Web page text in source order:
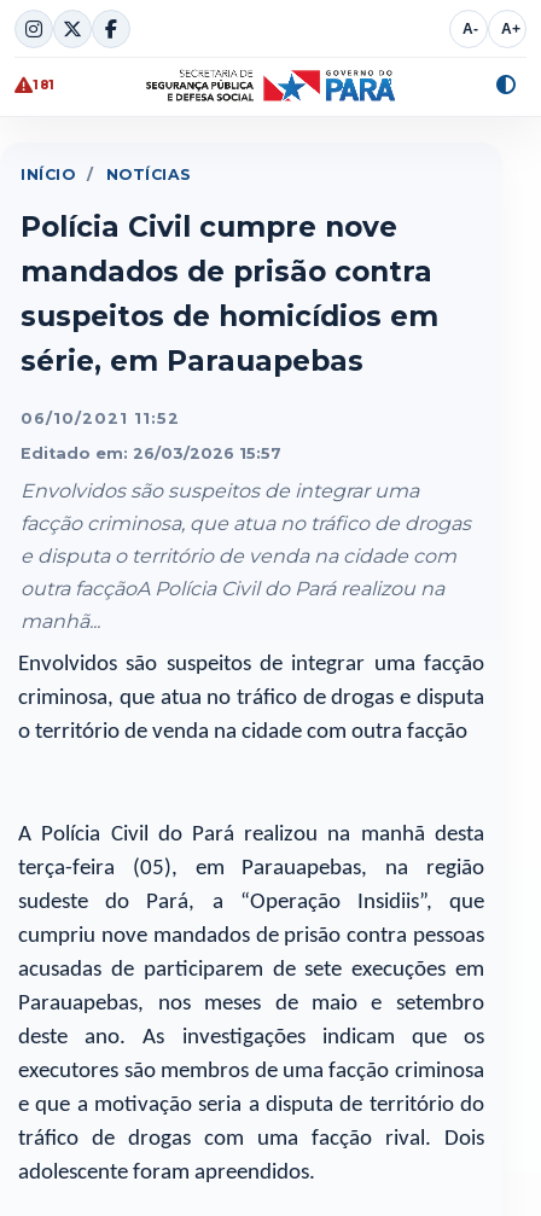
Skip
to
content
A- A+
181
INÍCIO / NOTÍCIAS
Polícia Civil cumpre nove
mandados de prisão contra
suspeitos de homicídios em
série, em Parauapebas
06/10/2021 11:52
Editado em: 26/03/2026 15:57
Envolvidos são suspeitos de integrar uma
facção criminosa, que atua no tráfico de drogas
e disputa o território de venda na cidade com
outra facçãoA Polícia Civil do Pará realizou na
manhã...
Envolvidos são suspeitos de integrar uma facção
criminosa, que atua no tráfico de drogas e disputa
o território de venda na cidade com outra facção
A Polícia Civil do Pará realizou na manhã desta
terça-feira (05), em Parauapebas, na região
sudeste do Pará, a “Operação Insidiis”, que
cumpriu nove mandados de prisão contra pessoas
acusadas de participarem de sete execuções em
Parauapebas, nos meses de maio e setembro
deste ano. As investigações indicam que os
executores são membros de uma facção criminosa
e que a motivação seria a disputa de território do
tráfico de drogas com uma facção rival. Dois
adolescente foram apreendidos.